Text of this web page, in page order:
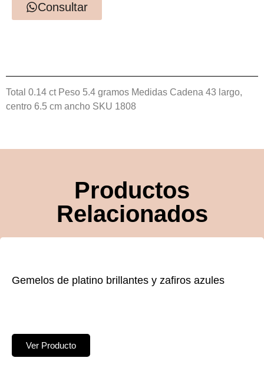
Consultar
Total 0.14 ct Peso 5.4 gramos Medidas Cadena 43 largo,
centro 6.5 cm ancho SKU 1808
Productos
Relacionados
Gemelos de platino brillantes y zafiros azules
Ver Producto